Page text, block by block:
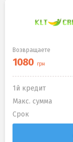
Возвращаете
1й кредит
Макс. сумма
Срок